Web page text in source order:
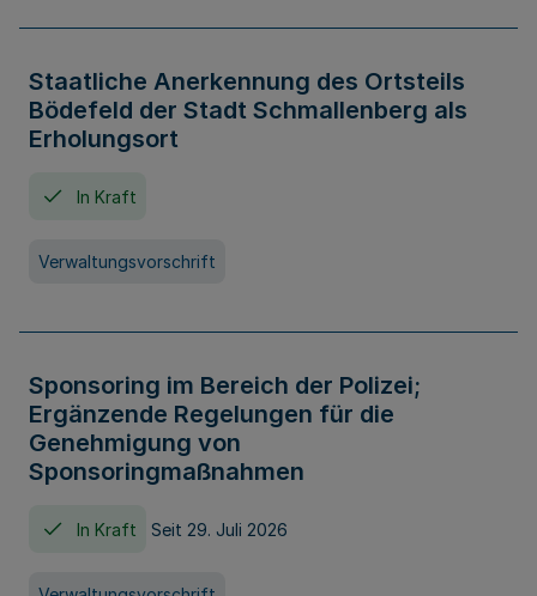
Staatliche Anerkennung des Ortsteils
Bödefeld der Stadt Schmallenberg als
Erholungsort
In Kraft
Verwaltungsvorschrift
Sponsoring im Bereich der Polizei;
Ergänzende Regelungen für die
Genehmigung von
Sponsoringmaßnahmen
In Kraft Seit 29. Juli 2026